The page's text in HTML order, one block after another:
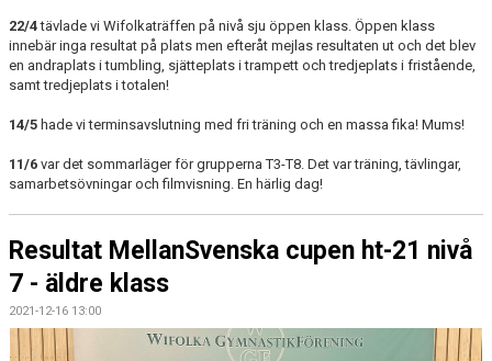
22/4tävlade vi Wifolkaträffen på nivå sju öppen klass. Öppen klass
innebär inga resultat på plats men efteråt mejlas resultaten ut och det blev
en andraplats i tumbling, sjätteplats i trampett och tredjeplats i fristående,
samt tredjeplats i totalen!
14/5 hade vi terminsavslutning med fri träning och en massa fika! Mums!
11/6 var det sommarläger för grupperna T3-T8. Det var träning, tävlingar,
samarbetsövningar och filmvisning. En härlig dag!
Resultat MellanSvenska cupen ht-21 nivå
7 - äldre klass
2021-12-16 13:00